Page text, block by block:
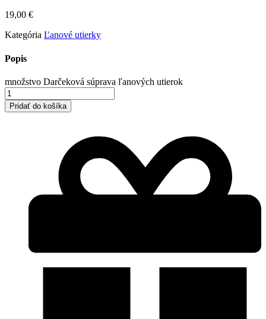
19,00 €
Kategória Ľanové utierky
Popis
množstvo Darčeková súprava ľanových utierok
Pridať do košíka